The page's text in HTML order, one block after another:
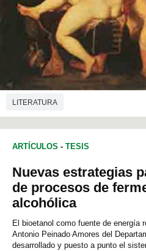
LITERATURA
ARTÍCULOS - TESIS
Nuevas estrategias
de procesos de
alcohólica
El bioetanol como fuente de energía
Antonio Peinado Amores del
desarrollado y puesto a punto el